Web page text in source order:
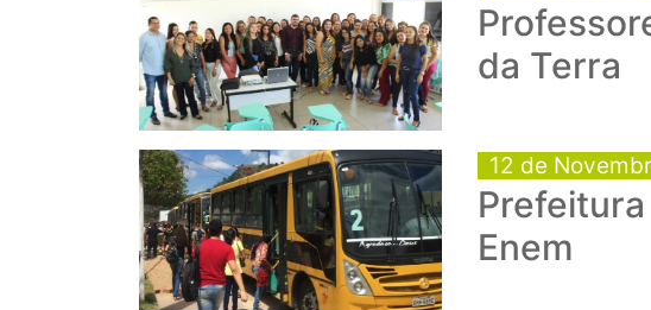
da Terra
12 de
Enem